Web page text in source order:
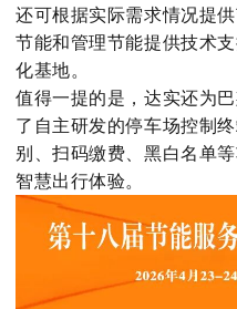
还可根据实际需求情况提
节能和管理节能提供技术
化基地。
值得一提的是，达实还为
了自主研发的停车场控制
别、扫码缴费、黑白名单
智慧出行体验。